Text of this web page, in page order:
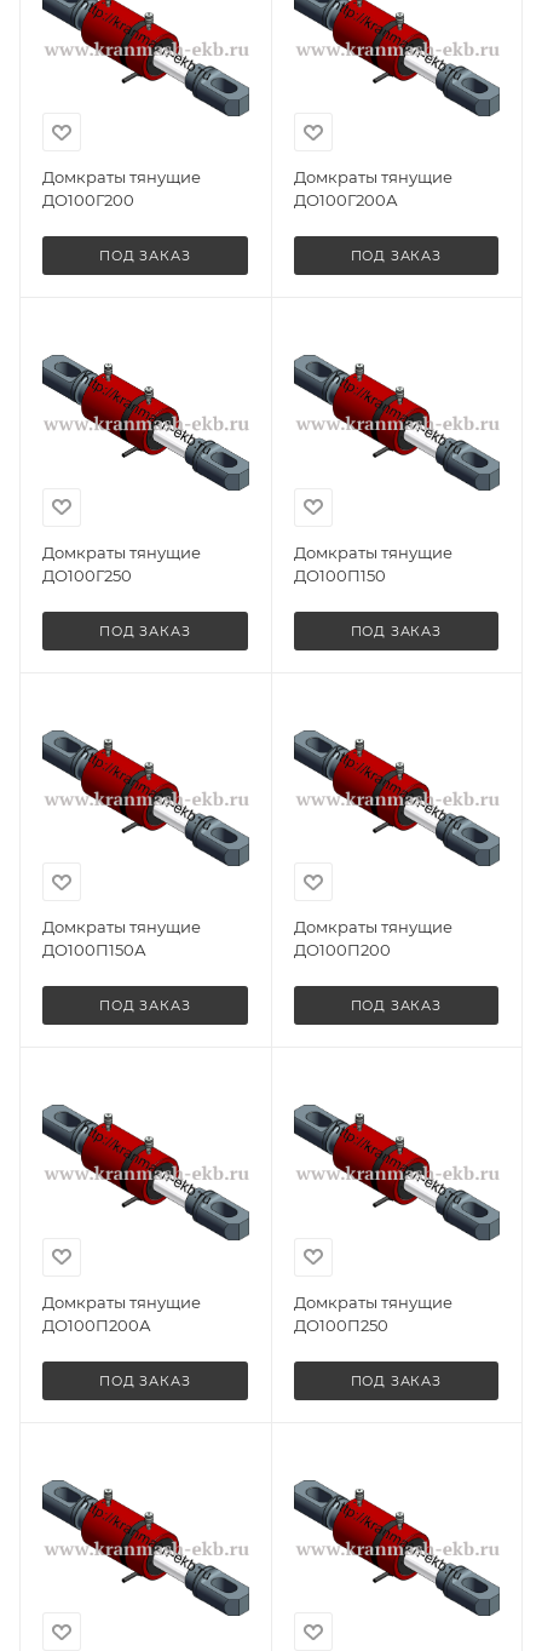
Домкраты тянущие
ДО100Г200
ПОД ЗАКАЗ
Домкраты тянущие
ДО100Г200А
ПОД ЗАКАЗ
Домкраты тянущие
ДО100Г250
ПОД ЗАКАЗ
Домкраты тянущие
ДО100П150
ПОД ЗАКАЗ
Домкраты тянущие
ДО100П150А
ПОД ЗАКАЗ
Домкраты тянущие
ДО100П200
ПОД ЗАКАЗ
Домкраты тянущие
ДО100П200А
ПОД ЗАКАЗ
Домкраты тянущие
ДО100П250
ПОД ЗАКАЗ